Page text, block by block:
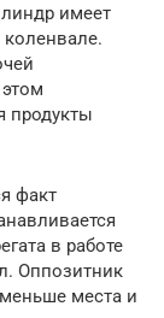
имеет
продукты
факт
в работе
Оппозитник
места и